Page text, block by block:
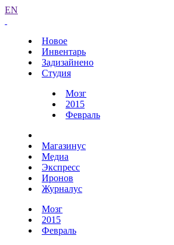
EN
Новое
Инвентарь
Задизайнено
Студия
Мозг
2015
Февраль
Магазинус
Медиа
Экспресс
Иронов
Журналус
Мозг
2015
Февраль